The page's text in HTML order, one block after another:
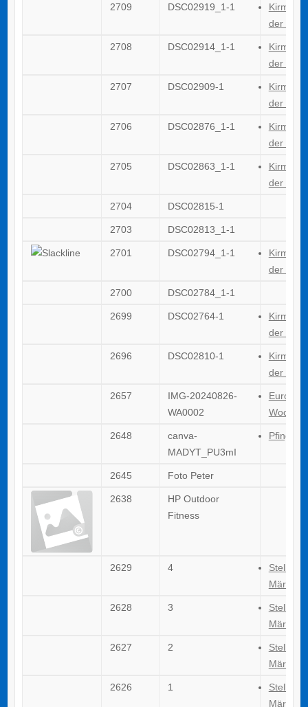
2709 DSC02919_1-1
Kirmes
der GTG
2708 DSC02914_1-1
Kirmes
der GTG
2707 DSC02909-1
Kirmes
der GTG
2706 DSC02876_1-1
Kirmes
der GTG
2705 DSC02863_1-1
Kirmes
der GTG
2704 DSC02815-1
2703 DSC02813_1-1
2701 DSC02794_1-1
Kirmes
der GTG
2700 DSC02784_1-1
2699 DSC02764-1
Kirmes
der GTG
2696 DSC02810-1
Kirmes
der GTG
2657
IMG-20240826-
WA0002
Woche
2648
canva-
MADYT_PU3mI
2645 Foto Peter
2638
HP Outdoor
Fitness
2629 4
März
2628 3
März
2627 2
März
2626 1
März